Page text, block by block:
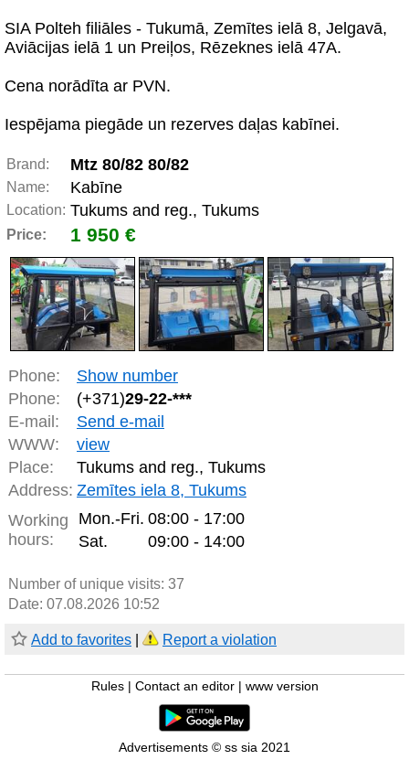
SIA Polteh filiāles - Tukumā, Zemītes ielā 8, Jelgavā,
Aviācijas ielā 1 un Preiļos, Rēzeknes ielā 47A.
Cena norādīta ar PVN.
Iespējama piegāde un rezerves daļas kabīnei.
Brand: Mtz 80/82 80/82
Name: Kabīne
Location: Tukums and reg., Tukums
Price: 1 950 €
Phone:
Show number
Phone:
(+371)29-22-***
E-mail:
Send e-mail
WWW:
view
Place:
Tukums and reg., Tukums
Address: Zemītes iela 8, Tukums
Working
hours:
Mon.-Fri. 08:00 - 17:00
Sat.
09:00 - 14:00
Number of unique visits: 37
Date: 07.08.2026 10:52
Add to favorites Report a violation
Rules Contact an editor www version
Advertisements © ss sia 2021